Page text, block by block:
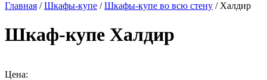
Главная /Шкафы-купе /Шкафы-купе во всю стену / Халдир
Шкаф-купе Халдир
Цена: